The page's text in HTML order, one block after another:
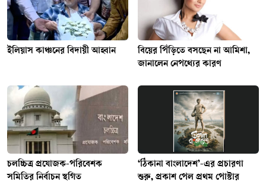
ইলিয়াস কাঞ্চনের বিদায়ী আহ্বান
বিয়ের পিঁড়িতে বসছেন না আমিশা,
জানালেন নেপথ্যের কারণ
চলচ্চিত্র প্রযোজক-পরিবেশক
সমিতির নির্বাচন স্থগিত
‘ঠিকানা বাংলাদেশ’-এর প্রচারণা
শুরু, প্রকাশ পেল প্রথম পোস্টার